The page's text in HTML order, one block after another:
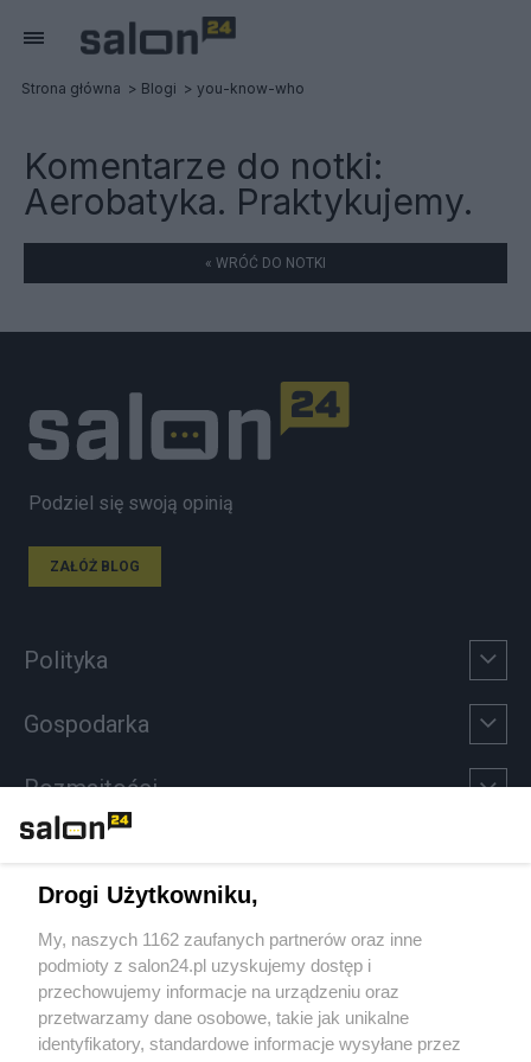
Strona główna Blogi you-know-who
Komentarze do notki:
Aerobatyka. Praktykujemy.
« WRÓĆ DO NOTKI
Podziel się swoją opinią
ZAŁÓŻ BLOG
Polityka
Gospodarka
Rozmaitości
Sport
Społeczeństwo
Kultura
Drogi Użytkowniku,
My, naszych 1162 zaufanych partnerów oraz inne
podmioty z salon24.pl uzyskujemy dostęp i
przechowujemy informacje na urządzeniu oraz
przetwarzamy dane osobowe, takie jak unikalne
identyfikatory, standardowe informacje wysyłane przez